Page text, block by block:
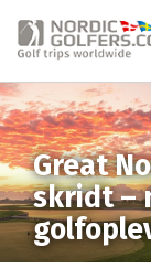
Great
skridt –